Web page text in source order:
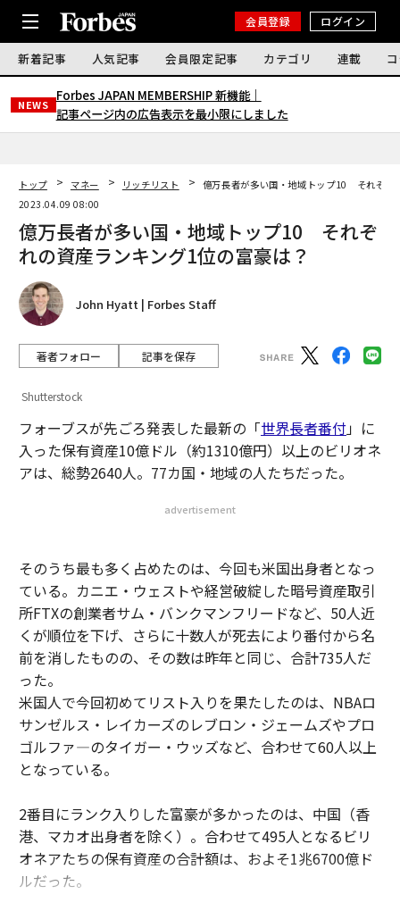
会員登録 ログイン
新着記事 人気記事 会員限定記事 カテゴリ 連載
NEWS
Forbes JAPAN MEMBERSHIP 新機能｜
記事ページ内の広告表示を最小限にしました
トップ マネー リッチリスト
億万長者が多い国・地域トップ10 それぞれ
2023.04.09 08:00
億万長者が多い国・地域トップ10 それぞ
れの資産ランキング1位の富豪は？
John Hyatt | Forbes Staff
著者フォロー 記事を保存
Shutterstock
フォーブスが先ごろ発表した最新の「世界長者番付」に
入った保有資産10億ドル（約1310億円）以上のビリオネ
アは、総勢2640人。77カ国・地域の人たちだった。
advertisement
そのうち最も多く占めたのは、今回も米国出身者となっ
ている。カニエ・ウェストや経営破綻した暗号資産取引
所FTXの創業者サム・バンクマンフリードなど、50人近
くが順位を下げ、さらに十数人が死去により番付から名
前を消したものの、その数は昨年と同じ、合計735人だ
った。
米国人で今回初めてリスト入りを果たしたのは、NBAロ
サンゼルス・レイカーズのレブロン・ジェームズやプロ
ゴルファ―のタイガー・ウッズなど、合わせて60人以上
となっている。
2番目にランク入りした富豪が多かったのは、中国（香
港、マカオ出身者を除く）。合わせて495人となるビリ
オネアたちの保有資産の合計額は、およそ1兆6700億ド
ルだった。